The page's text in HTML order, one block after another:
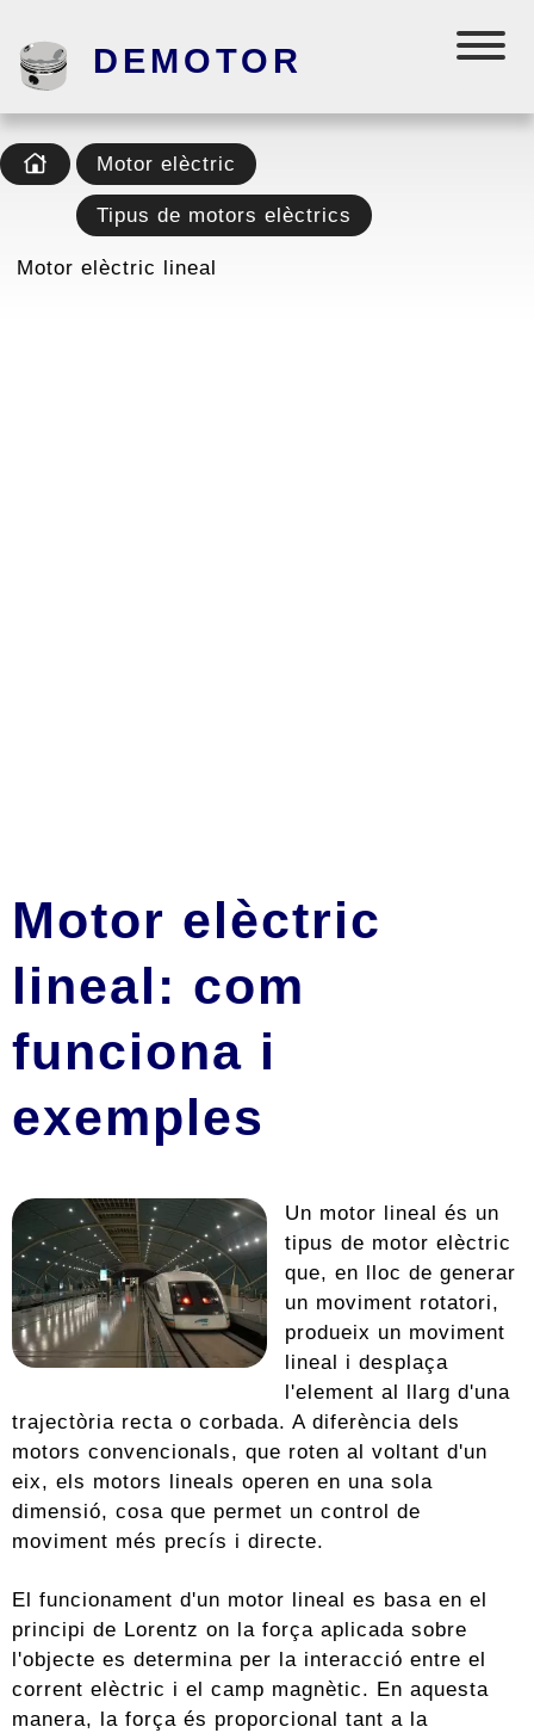
DEMOTOR
Motor elèctric
Tipus de motors elèctrics
Motor elèctric lineal
Motor elèctric
lineal: com
funciona i
exemples
Un motor lineal és un
tipus de motor elèctric
que, en lloc de generar
un moviment rotatori,
produeix un moviment
lineal i desplaça
l'element al llarg d'una
trajectòria recta o corbada. A diferència dels
motors convencionals, que roten al voltant d'un
eix, els motors lineals operen en una sola
dimensió, cosa que permet un control de
moviment més precís i directe.
El funcionament d'un motor lineal es basa en el
principi de Lorentz on la força aplicada sobre
l'objecte es determina per la interacció entre el
corrent elèctric i el camp magnètic. En aquesta
manera, la força és proporcional tant a la